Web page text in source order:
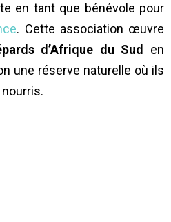
en tant que bénévole pour
. Cette association œuvre
d’Afrique du Sud
en
une réserve naturelle où ils